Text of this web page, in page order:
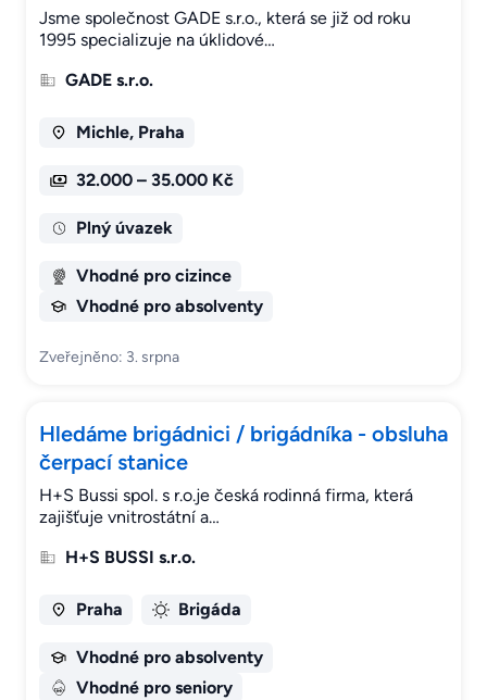
Jsme společnost GADE s.r.o., která se již od roku
1995 specializuje na úklidové…
GADE s.r.o.
Michle, Praha
32.000 – 35.000 Kč
Plný úvazek
Vhodné pro cizince
Vhodné pro absolventy
Zveřejněno: 3. srpna
Hledáme brigádnici / brigádníka - obsluha
čerpací stanice
H+S Bussi spol. s r.o.je česká rodinná firma, která
zajišťuje vnitrostátní a…
H+S BUSSI s.r.o.
Praha Brigáda
Vhodné pro absolventy
Vhodné pro seniory